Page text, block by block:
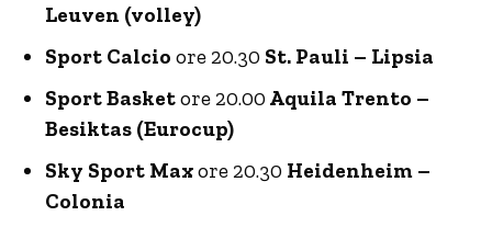
Leuven (volley)
Sport Calcio ore 20.30 St. Pauli – Lipsia
Sport Basketore 20.00 Aquila Trento –
Besiktas (Eurocup)
Sky Sport Maxore 20.30 Heidenheim –
Colonia